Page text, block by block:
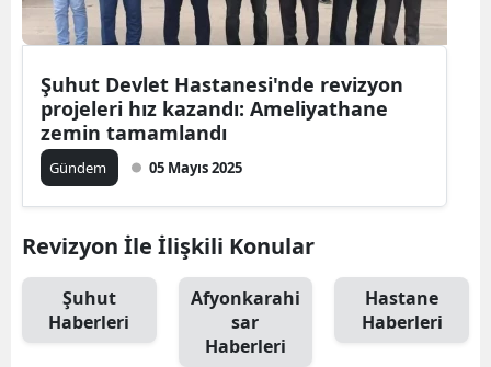
Şuhut Devlet Hastanesi'nde revizyon
projeleri hız kazandı: Ameliyathane
zemin tamamlandı
Gündem 05 Mayıs 2025
Revizyon İle İlişkili Konular
Şuhut
Haberleri
Afyonkarahi
sar
Haberleri
Hastane
Haberleri